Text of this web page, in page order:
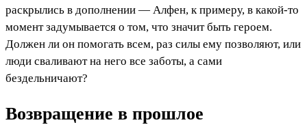
раскрылись в дополнении — Алфен, к примеру, в какой-то
момент задумывается о том, что значит быть героем.
Должен ли он помогать всем, раз силы ему позволяют, или
люди сваливают на него все заботы, а сами
бездельничают?
Возвращение в прошлое